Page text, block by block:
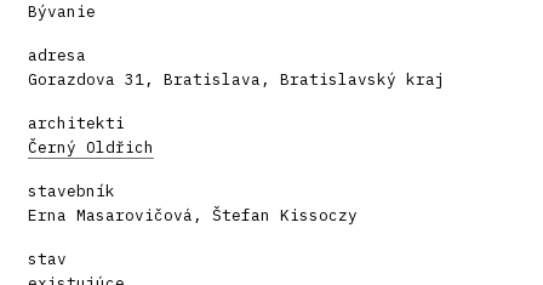
Bývanie
adresa
Gorazdova 31, Bratislava, Bratislavský kraj
architekti
Černý Oldřich
stavebník
Erna Masarovičová, Štefan Kissoczy
stav